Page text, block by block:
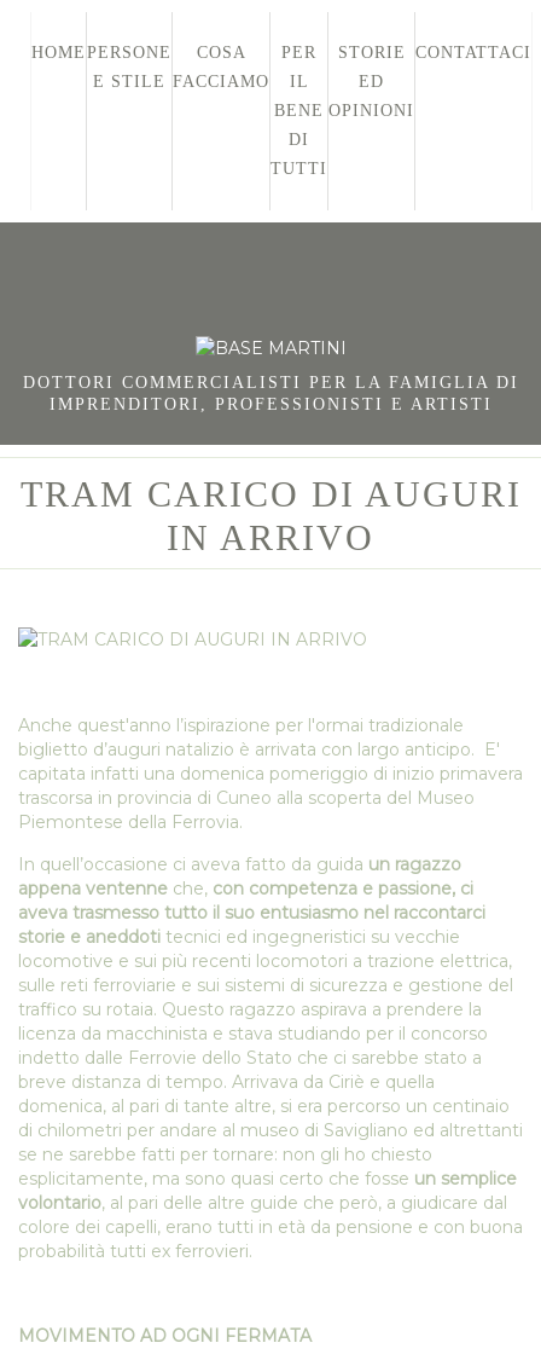
HOME PERSONE
E STILE
COSA
FACCIAMO
PER
IL
BENE
DI
TUTTI
STORIE
ED
OPINIONI
CONTATTACI
DOTTORI COMMERCIALISTI PER LA FAMIGLIA DI
IMPRENDITORI, PROFESSIONISTI E ARTISTI
TRAM CARICO DI AUGURI
IN ARRIVO
Anche quest'anno l’ispirazione per l'ormai tradizionale
biglietto d’auguri natalizio è arrivata con largo anticipo. E'
capitata infatti una domenica pomeriggio di inizio primavera
trascorsa in provincia di Cuneo alla scoperta del Museo
Piemontese della Ferrovia.
In quell’occasione ci aveva fatto da guida un ragazzo
appena ventenne che, con competenza e passione, ci
aveva trasmesso tutto il suo entusiasmo nel raccontarci
storie e aneddoti tecnici ed ingegneristici su vecchie
locomotive e sui più recenti locomotori a trazione elettrica,
sulle reti ferroviarie e sui sistemi di sicurezza e gestione del
traffico su rotaia. Questo ragazzo aspirava a prendere la
licenza da macchinista e stava studiando per il concorso
indetto dalle Ferrovie dello Stato che ci sarebbe stato a
breve distanza di tempo. Arrivava da Ciriè e quella
domenica, al pari di tante altre, si era percorso un centinaio
di chilometri per andare al museo di Savigliano ed altrettanti
se ne sarebbe fatti per tornare: non gli ho chiesto
esplicitamente, ma sono quasi certo che fosse un semplice
volontario, al pari delle altre guide che però, a giudicare dal
colore dei capelli, erano tutti in età da pensione e con buona
probabilità tutti ex ferrovieri.
MOVIMENTO AD OGNI FERMATA